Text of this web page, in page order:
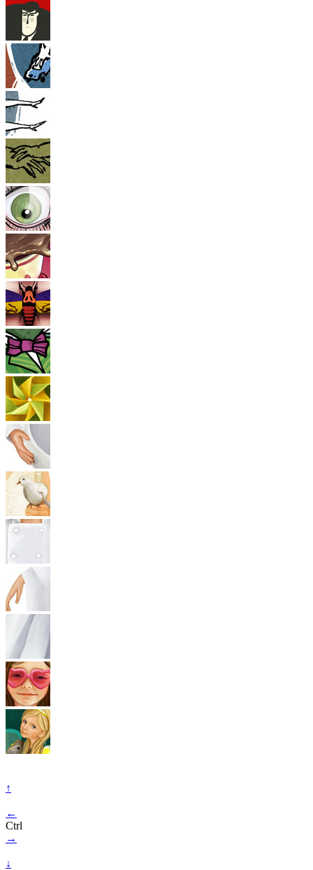
↑
←
Ctrl
→
↓